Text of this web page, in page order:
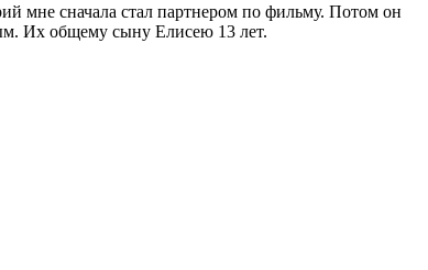
мне сначала стал партнером по фильму. Потом он
Их общему сыну Елисею 13 лет.